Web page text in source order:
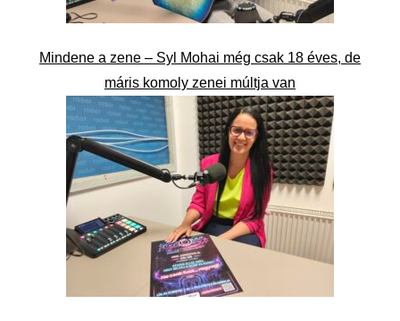
Mindene a zene – Syl Mohai még csak 18 éves, de
máris komoly zenei múltja van